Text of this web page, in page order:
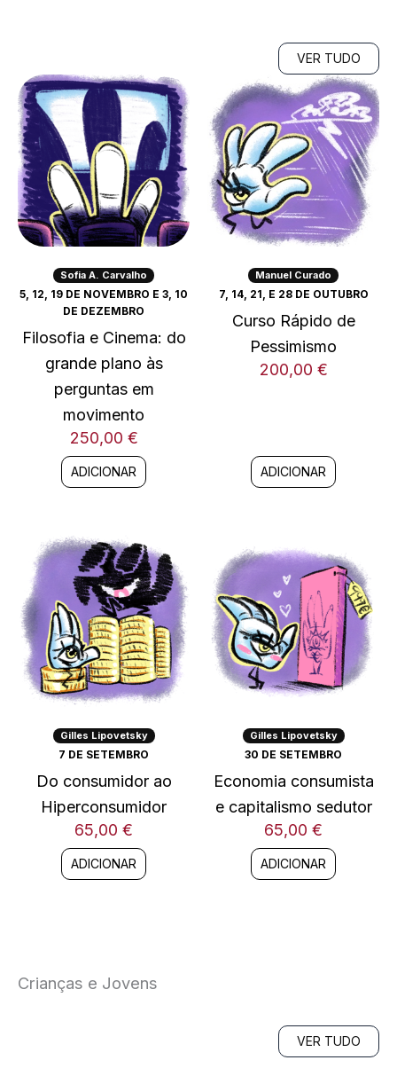
VER TUDO
Sofia A. Carvalho
5, 12, 19 DE NOVEMBRO E 3, 10
DE DEZEMBRO
Filosofia e Cinema: do
grande plano às
perguntas em
movimento
250,00 €
ADICIONAR
Manuel Curado
7, 14, 21, E 28 DE OUTUBRO
Curso Rápido de
Pessimismo
200,00 €
ADICIONAR
Gilles Lipovetsky
7 DE SETEMBRO
Do consumidor ao
Hiperconsumidor
65,00 €
ADICIONAR
Gilles Lipovetsky
30 DE SETEMBRO
Economia consumista
e capitalismo sedutor
65,00 €
ADICIONAR
Crianças e Jovens
VER TUDO